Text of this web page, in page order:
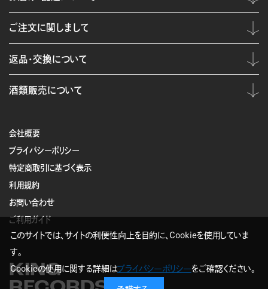
会社概要
プライバシーポリシー
特定商取引に基づく表示
利用規約
お問い合わせ
ご利用ガイド
KING
ご注文に関しまして
返品・交換について
酒類販売について
このサイトでは、サイトの利便性向上を目的に、Cookieを使用していま
す。
Cookieの使用に関する詳細はプライバシーポリシーをご確認ください。